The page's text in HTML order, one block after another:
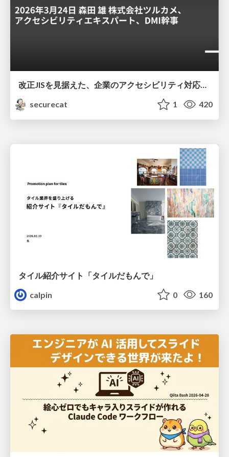
改正JISを見据えた、企業のアクセシビリティ対応ロードマップ
securecat
1 420
タイル紹介サイト「タイルだもんで」
calpin
0 160